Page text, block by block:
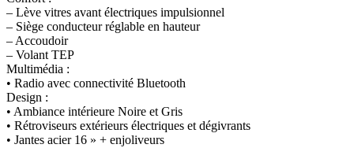
– Lève vitres avant électriques impulsionnel
– Siège conducteur réglable en hauteur
– Accoudoir
– Volant TEP
Multimédia :
• Radio avec connectivité Bluetooth
Design :
• Ambiance intérieure Noire et Gris
• Rétroviseurs extérieurs électriques et dégivrants
• Jantes acier 16 » + enjoliveurs